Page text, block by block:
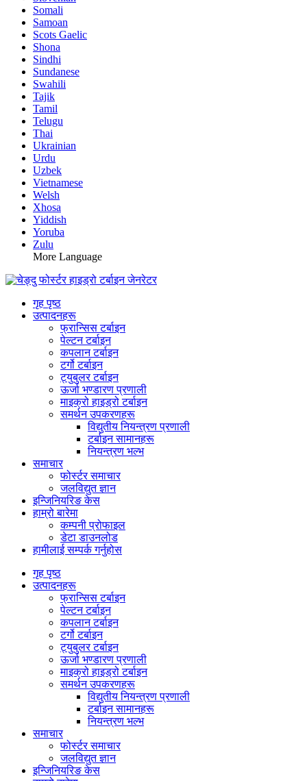
Somali
Samoan
Scots Gaelic
Shona
Sindhi
Sundanese
Swahili
Tajik
Tamil
Telugu
Thai
Ukrainian
Urdu
Uzbek
Vietnamese
Welsh
Xhosa
Yiddish
Yoruba
Zulu
More Language
गृह पृष्ठ
उत्पादनहरू
फ्रान्सिस टर्बाइन
पेल्टन टर्बाइन
कपलान टर्बाइन
टर्गो टर्बाइन
ट्युबुलर टर्बाइन
ऊर्जा भण्डारण प्रणाली
माइक्रो हाइड्रो टर्बाइन
समर्थन उपकरणहरू
विद्युतीय नियन्त्रण प्रणाली
टर्बाइन सामानहरू
नियन्त्रण भल्भ
समाचार
फोर्स्टर समाचार
जलविद्युत ज्ञान
इन्जिनियरिङ केस
हाम्रो बारेमा
कम्पनी प्रोफाइल
डेटा डाउनलोड
हामीलाई सम्पर्क गर्नुहोस
गृह पृष्ठ
उत्पादनहरू
फ्रान्सिस टर्बाइन
पेल्टन टर्बाइन
कपलान टर्बाइन
टर्गो टर्बाइन
ट्युबुलर टर्बाइन
ऊर्जा भण्डारण प्रणाली
माइक्रो हाइड्रो टर्बाइन
समर्थन उपकरणहरू
विद्युतीय नियन्त्रण प्रणाली
टर्बाइन सामानहरू
नियन्त्रण भल्भ
समाचार
फोर्स्टर समाचार
जलविद्युत ज्ञान
इन्जिनियरिङ केस